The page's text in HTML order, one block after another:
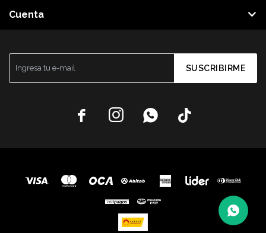
SUSCRIBIRME
   
Cuenta